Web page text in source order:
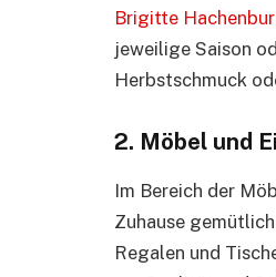
Brigitte
jeweilige Saison
Herbstschmuck
2. Möbel und
Im Bereich der
Zuhause
Regalen und